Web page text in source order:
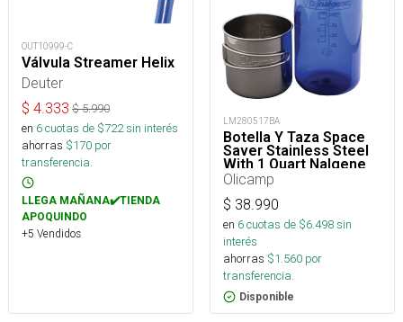
OUT10999-C
Válvula Streamer Helix
Deuter
$ 4.333 $5.990
en 6cuotas de $722sin interés
ahorras $170 por
transferencia.
LLEGA MAÑANA✔️TIENDA
APOQUINDO
+5 Vendidos
LM280517BA
Botella Y Taza Space
Saver Stainless Steel
With 1 Quart Nalgene
Olicamp
$ 38.990
en 6cuotas de $6.498sin
interés
ahorras $1.560 por
transferencia.
Disponible